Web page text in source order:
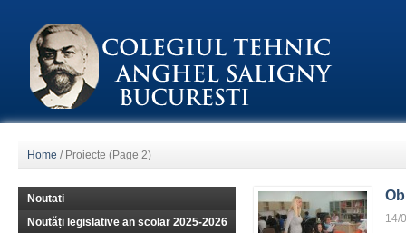
Home / Proiecte (Page 2)
14/
Noutati
Noutăți legislative an scolar 2025-2026